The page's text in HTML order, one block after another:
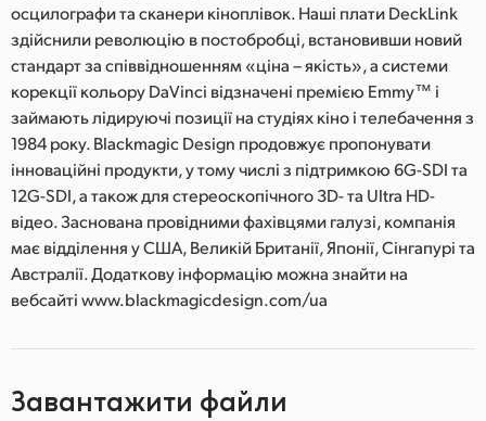
осцилографи та сканери кіноплівок. Наші плати DeckLink
здійснили революцію в постобробці, встановивши новий
стандарт за співвідношенням «ціна – якість», а системи
корекції кольору DaVinci відзначені премією Emmy™ і
займають лідируючі позиції на студіях кіно і телебачення з
1984 року. Blackmagic Design продовжує пропонувати
інноваційні продукти, у тому числі з підтримкою 6G-SDI та
12G-SDI, а також для стереоскопічного 3D- та Ultra HD-
відео. Заснована провідними фахівцями галузі, компанія
має відділення у США, Великій Британії, Японії, Сінгапурі та
Австралії. Додаткову інформацію можна знайти на
вебсайті www.blackmagicdesign.com/ua
Завантажити файли